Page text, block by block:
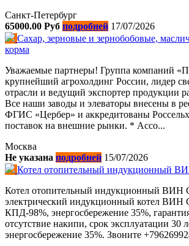
Санкт-Петербург
65000.00 Руб подробней 17/07/2026
Сахар, зерновые и зернобобовые,
корма
Уважаемые партнеры! Группа компаний
крупнейший агрохолдинг России, лидер
отрасли и ведущий экспортер продукции
Все наши заводы и элеваторы внесены в
ФГИС «Цербер» и аккpeдитованы
поставок на внешние рынки. * Ассо...
Москва
Не указана подробней 15/07/2026
Котел отопительный индукционный
Котел отопительный индукционный ВИН
электрический индукционный котел ВИН
КПД-98%, энергосбережение 35%,
отсутствие накипи, срок эксплуатации 30
энергосбережение 35%. Звоните